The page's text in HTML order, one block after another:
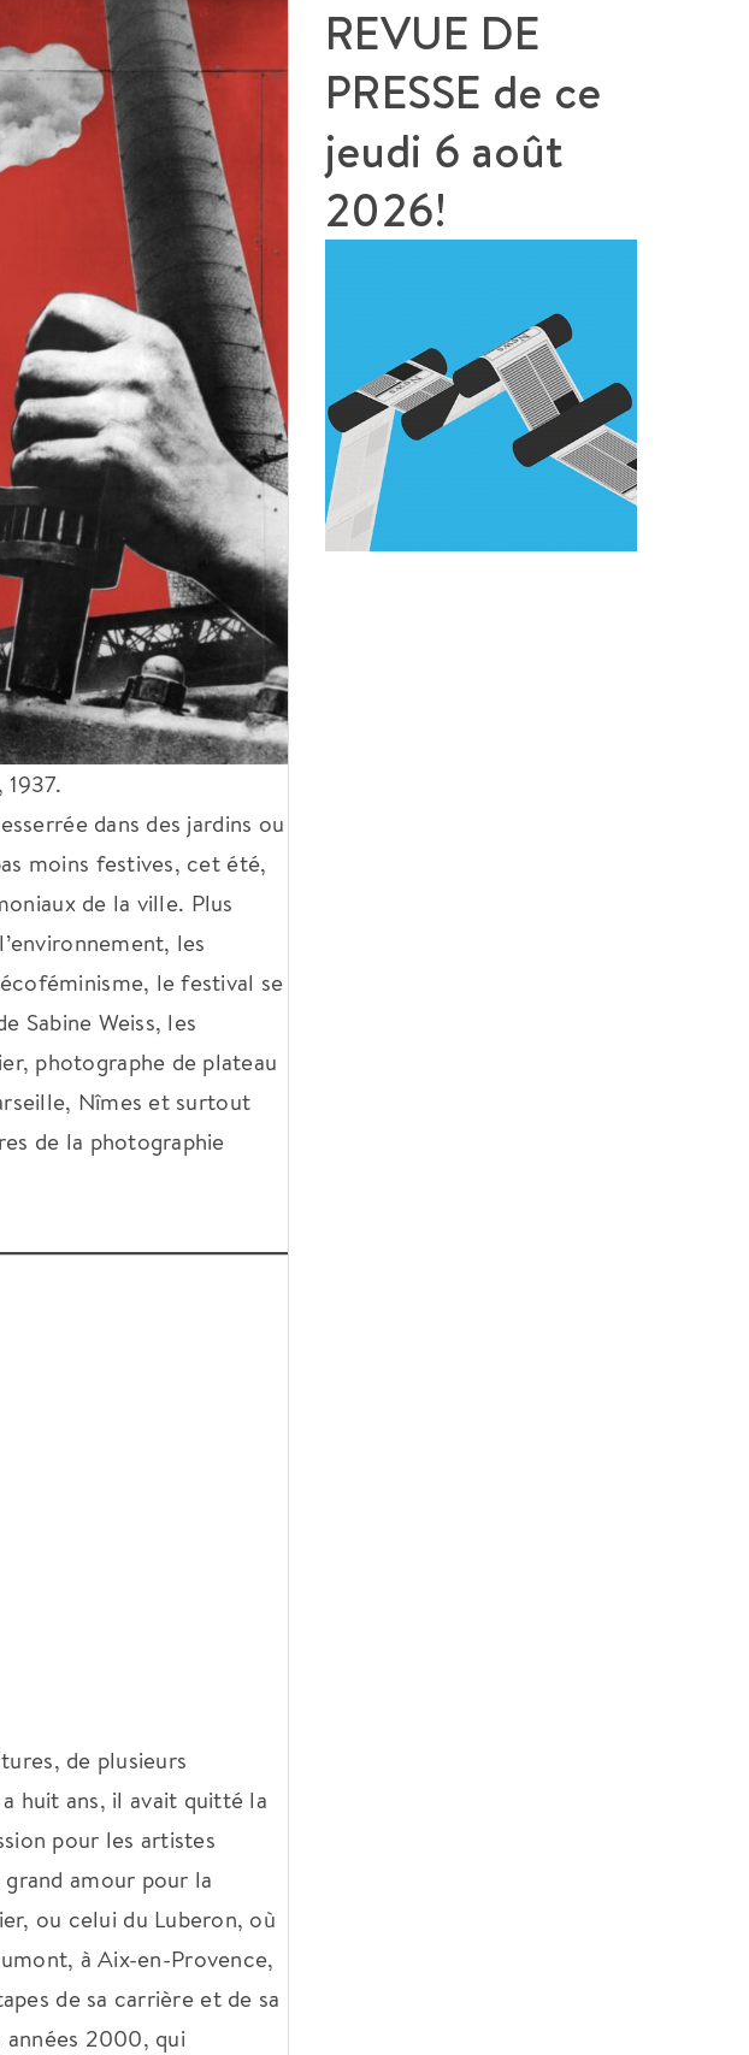
dans des jardins ou
moins festives, cet été,
de la ville. Plus
les
le festival se
Sabine Weiss, les
photographe de plateau
Nîmes et surtout
de la photographie
de plusieurs
huit ans, il avait quitté la
pour les artistes
amour pour la
ou celui du Luberon, où
à Aix-en-Provence,
de sa carrière et de sa
années 2000, qui
REVUE DE
PRESSE de ce
jeudi 6 août
2026!